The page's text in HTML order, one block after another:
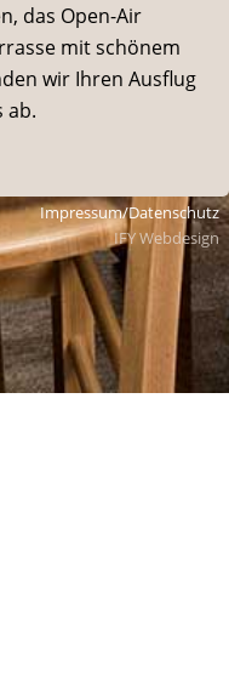
das Open-Air
mit schönem
wir Ihren Ausflug
ab.
Impressum/Datenschutz
IFY Webdesign